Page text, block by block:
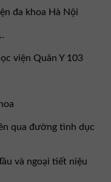
đa khoa Hà Nội
viện Quân Y 103
qua đường tình dục
và ngoại tiết niệu